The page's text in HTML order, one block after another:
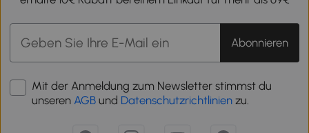
Abonnieren
Mit der Anmeldung zum Newsletter stimmst du
unseren AGB und Datenschutzrichtlinien zu.